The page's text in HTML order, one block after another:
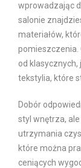
wprowadzając
salonie
materiałów,
pomieszczenia.
od
tekstylia, które
Dobór
styl wnętrza,
utrzymania
które można
ceniących